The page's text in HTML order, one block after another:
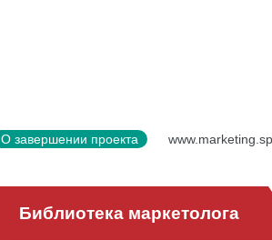
О завершении проекта
Библиотека маркетолога